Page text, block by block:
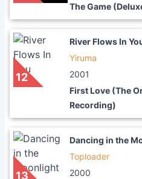
The Game
12
River Flows In
Yiruma
2001
First Love (The
Recording)
13
Dancing in the
Toploader
2000